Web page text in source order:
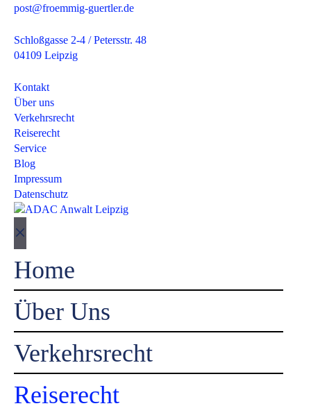
post@froemmig-guertler.de
Schloßgasse 2-4 / Petersstr. 48
04109 Leipzig
Kontakt
Über uns
Verkehrsrecht
Reiserecht
Service
Blog
Impressum
Datenschutz
Close
Home
Über Uns
Verkehrsrecht
Reiserecht